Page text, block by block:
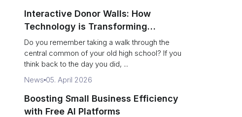
Interactive Donor Walls: How
Technology is Transforming
Campus Philanthropy
Do you remember taking a walk through the
central common of your old high school? If you
think back to the day you did, ...
News 05. April 2026
Boosting Small Business Efficiency
with Free AI Platforms